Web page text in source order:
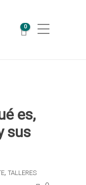
0
es,
sus
, TALLERES